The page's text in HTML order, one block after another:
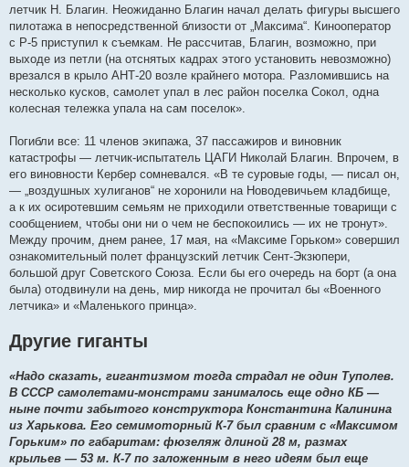
летчик Н. Благин. Неожиданно Благин начал делать фигуры высшего
пилотажа в непосредственной близости от „Максима“. Кинооператор
с Р-5 приступил к съемкам. Не рассчитав, Благин, возможно, при
выходе из петли (на отснятых кадрах этого установить невозможно)
врезался в крыло АНТ-20 возле крайнего мотора. Разломившись на
несколько кусков, самолет упал в лес район поселка Сокол, одна
колесная тележка упала на сам поселок».
Погибли все: 11 членов экипажа, 37 пассажиров и виновник
катастрофы — летчик-испытатель ЦАГИ Николай Благин. Впрочем, в
его виновности Кербер сомневался. «В те суровые годы, — писал он,
— „воздушных хулиганов“ не хоронили на Новодевичьем кладбище,
а к их осиротевшим семьям не приходили ответственные товарищи с
сообщением, чтобы они ни о чем не беспокоились — их не тронут».
Между прочим, днем ранее, 17 мая, на «Максиме Горьком» совершил
ознакомительный полет французский летчик Сент-Экзюпери,
большой друг Советского Союза. Если бы его очередь на борт (а она
была) отодвинули на день, мир никогда не прочитал бы «Военного
летчика» и «Маленького принца».
Другие гиганты
«Надо сказать, гигантизмом тогда страдал не один Туполев.
В СССР самолетами-монстрами занималось еще одно КБ —
ныне почти забытого конструктора Константина Калинина
из Харькова. Его семимоторный К-7 был сравним с «Максимом
Горьким» по габаритам: фюзеляж длиной 28 м, размах
крыльев — 53 м. К-7 по заложенным в него идеям был еще